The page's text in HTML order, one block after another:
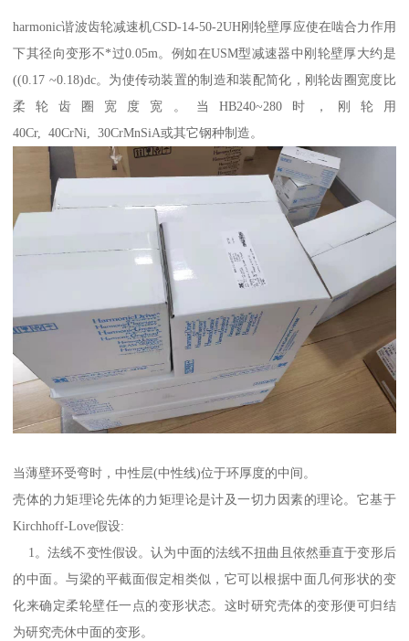
harmonic谐波齿轮减速机CSD-14-50-2UH刚轮壁厚应使在啮合力作用
下其径向变形不*过0.05m。例如在USM型减速器中刚轮壁厚大约是
((0.17 ~0.18)dc。为使传动装置的制造和装配简化，刚轮齿圈宽度比
柔轮齿圈宽度宽。当HB240~280时，刚轮用
40Cr, 40CrNi, 30CrMnSiA或其它钢种制造。
当薄壁环受弯时，中性层(中性线)位于环厚度的中间。
壳体的力矩理论先体的力矩理论是计及一切力因素的理论。它基于
Kirchhoff-Love假设:
1。法线不变性假设。认为中面的法线不扭曲且依然垂直于变形后
的中面。与梁的平截面假定相类似，它可以根据中面几何形状的变
化来确定柔轮壁任一点的变形状态。这时研究壳体的变形便可归结
为研究壳休中面的变形。